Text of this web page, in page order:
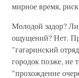
мирное время,
Молодой задор?
ощущений? Нет.
"гагаринский
городок позже, не
"прохождение